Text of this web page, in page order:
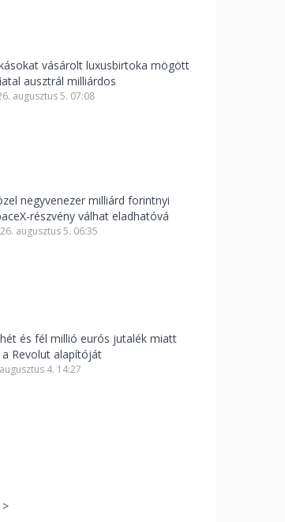
vásárolt luxusbirtoka mögött
ausztrál milliárdos
augusztus 5. 07:08
negyvenezer milliárd forintnyi
részvény válhat eladhatóvá
augusztus 5. 06:35
és fél millió eurós jutalék miatt
a Revolut alapítóját
4. 14:27
>